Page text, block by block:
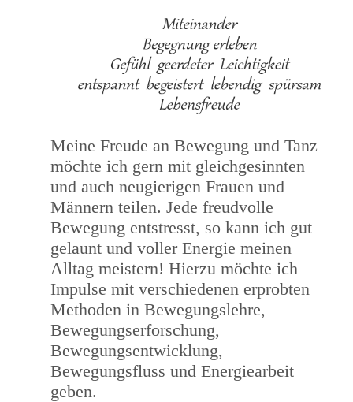
Meine Freude an Bewegung und Tanz
möchte ich gern mit gleichgesinnten
und auch neugierigen Frauen und
Männern teilen. Jede freudvolle
Bewegung entstresst, so kann ich gut
gelaunt und voller Energie meinen
Alltag meistern! Hierzu möchte ich
Impulse mit verschiedenen erprobten
Methoden in Bewegungslehre,
Bewegungserforschung,
Bewegungsentwicklung,
Bewegungsfluss und Energiearbeit
geben.